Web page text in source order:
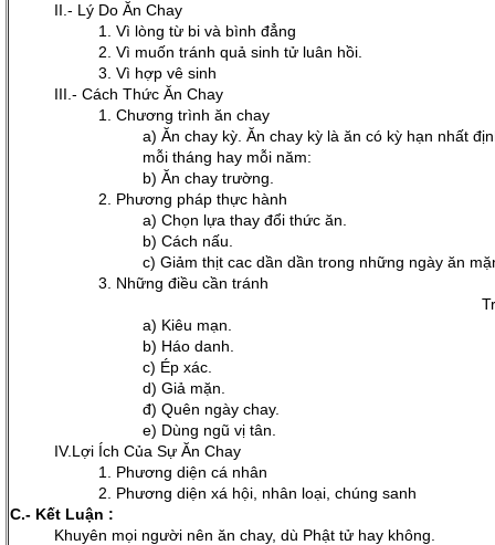
II.- Lý Do Ăn Chay
1. Vì lòng từ bi và bình đẳng
2. Vì muốn tránh quả sinh tử luân hồi.
3. Vì hợp vê sinh
III.- Cách Thức Ăn Chay
1. Chương trình ăn chay
a) Ăn chay kỳ. Ăn chay kỳ là ăn có kỳ hạn nhất
mỗi tháng hay mỗi năm:
b) Ăn chay trường.
2. Phương pháp thực hành
a) Chọn lựa thay đổi thức ăn.
b) Cách nấu.
c) Giảm thịt cac dần dần trong những ngày ăn
3. Những điều cần tránh
a) Kiêu mạn.
b) Háo danh.
c) Ép xác.
d) Giả mặn.
đ) Quên ngày chay.
e) Dùng ngũ vị tân.
IV.Lợi Ích Của Sự Ăn Chay
1. Phương diện cá nhân
2. Phương diện xá hội, nhân loại, chúng sanh
C.- Kết Luận :
Khuyên mọi người nên ăn chay, dù Phật tử hay không.